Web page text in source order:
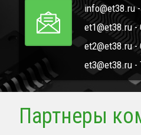
info@et38.ru
et1@et38.ru
et2@et38.ru
et3@et38.ru
Партнеры